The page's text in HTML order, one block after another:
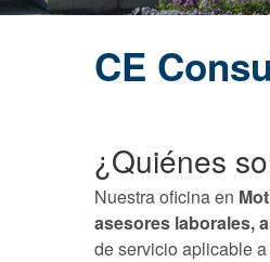
CE
¿Quiénes
Nuestra oficina en
asesores laborales,
de servicio aplicable